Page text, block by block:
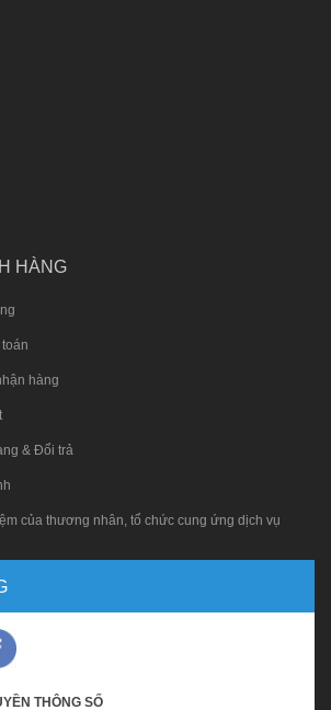
HÀNG
hàng
& Đổi trả
của thương nhân, tổ chức cung ứng dịch vụ
THÔNG SỐ